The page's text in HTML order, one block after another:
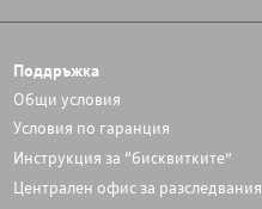
Поддръжка
Общи условия
Условия по гаранция
Инструкция за “бисквитките”
Централен офис за разследвания